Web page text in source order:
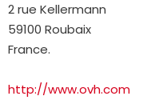
2 rue Kellermann
59100 Roubaix
France.
http://www.ovh.com